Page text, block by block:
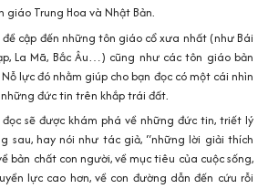
cập đến những tôn giáo cổ xưa nhất (như Bái
La Mã, Bắc Âu…) cũng như các tôn giáo bản
lực đó nhằm giúp cho bạn đọc có một cái nhìn
đức tin trên khắp trái đất.
sẽ được khám phá về những đức tin, triết lý
sau, hay nói như tác giả, “những lời giải thích
bản chất con người, về mục tiêu của cuộc sống,
lực cao hơn, về con đường dẫn đến cứu rỗi